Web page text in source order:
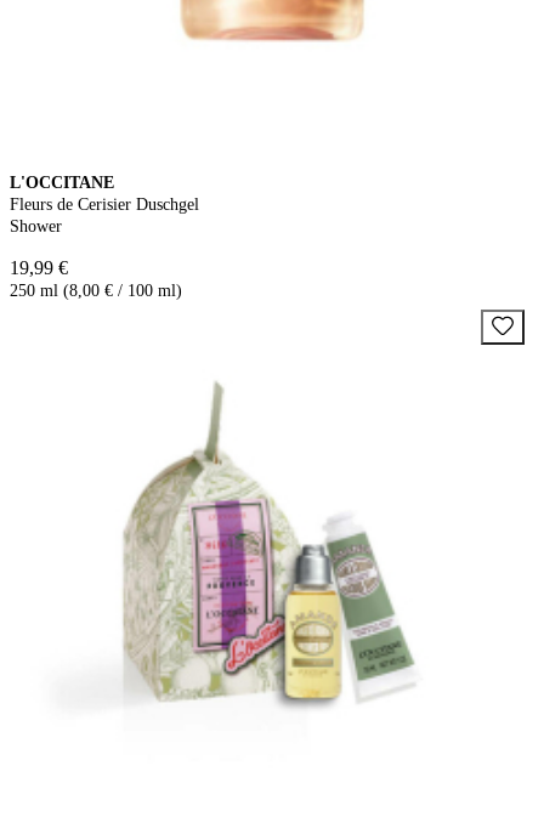
L'OCCITANE
Fleurs de Cerisier Duschgel
Shower
19,99 €
250 ml (8,00 € / 100 ml)